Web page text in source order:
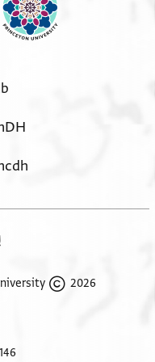
2026 The Trustees of Princeton University